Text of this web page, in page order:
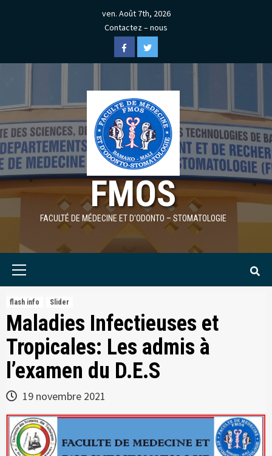
ven. Août 7th, 2026
Contactez – nous
FacebookTwitter
FMOS
FACULTÉ DE MÉDECINE ET D'ODONTO – STOMATOLOGIE
flash info Slider
Maladies Infectieuses et
Tropicales: Les admis à
l’examen du D.E.S
19 novembre 2021